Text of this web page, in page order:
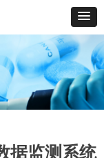
据监测系统